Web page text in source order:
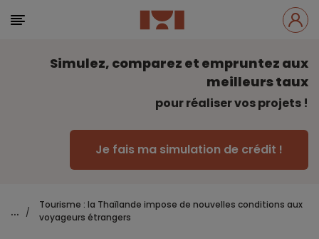
Simulez, comparez et empruntez aux
meilleurs taux
pour réaliser vos projets !
Je fais ma simulation de crédit !
... /
Tourisme : la Thaïlande impose de nouvelles conditions aux
voyageurs étrangers